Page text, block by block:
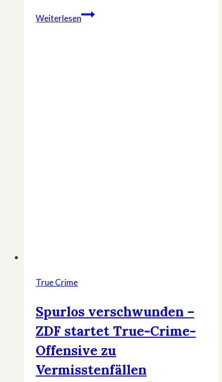
WeiterlesenUmjubelter
True Crime
Spurlos verschwunden –
ZDF startet True-Crime-
Offensive zu
Vermisstenfällen